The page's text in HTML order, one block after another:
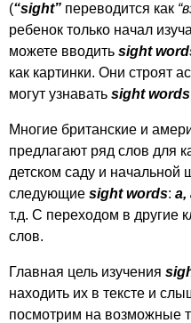
(“sight” переводится как
ребенок только начал
можете вводить sight
как картинки. Они строят
могут узнавать sight words
Многие британские и
предлагают ряд слов для
детском саду и начальной
следующие sight words: a,
т.д. С переходом в другие
слов.
Главная цель изучения
находить их в тексте и
посмотрим на возможные